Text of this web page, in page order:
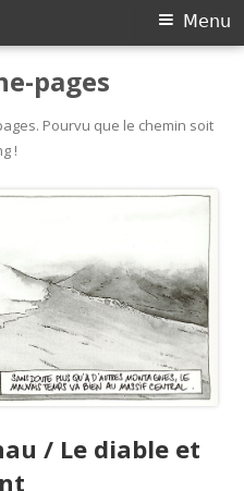
pages
Pourvu que le chemin soit
!
Menu
:
/ Le diable et